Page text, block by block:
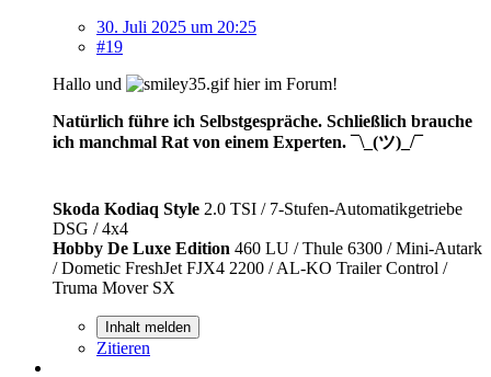
30. Juli 2025 um 20:25
#19
Hallo und
hier im Forum!
Natürlich führe ich Selbstgespräche. Schließlich brauche
ich manchmal Rat von einem Experten. ¯\_(ツ)_/¯
Skoda Kodiaq Style 2.0 TSI / 7-Stufen-Automatikgetriebe
DSG / 4x4
Hobby De Luxe Edition 460 LU / Thule 6300 / Mini-Autark
/ Dometic FreshJet FJX4 2200 / AL-KO Trailer Control /
Truma Mover SX
Inhalt melden
Zitieren